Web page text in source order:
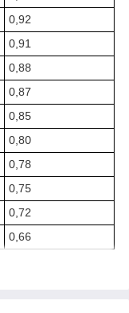
0,92
0,91
0,88
0,87
0,85
0,80
0,78
0,75
0,72
0,66